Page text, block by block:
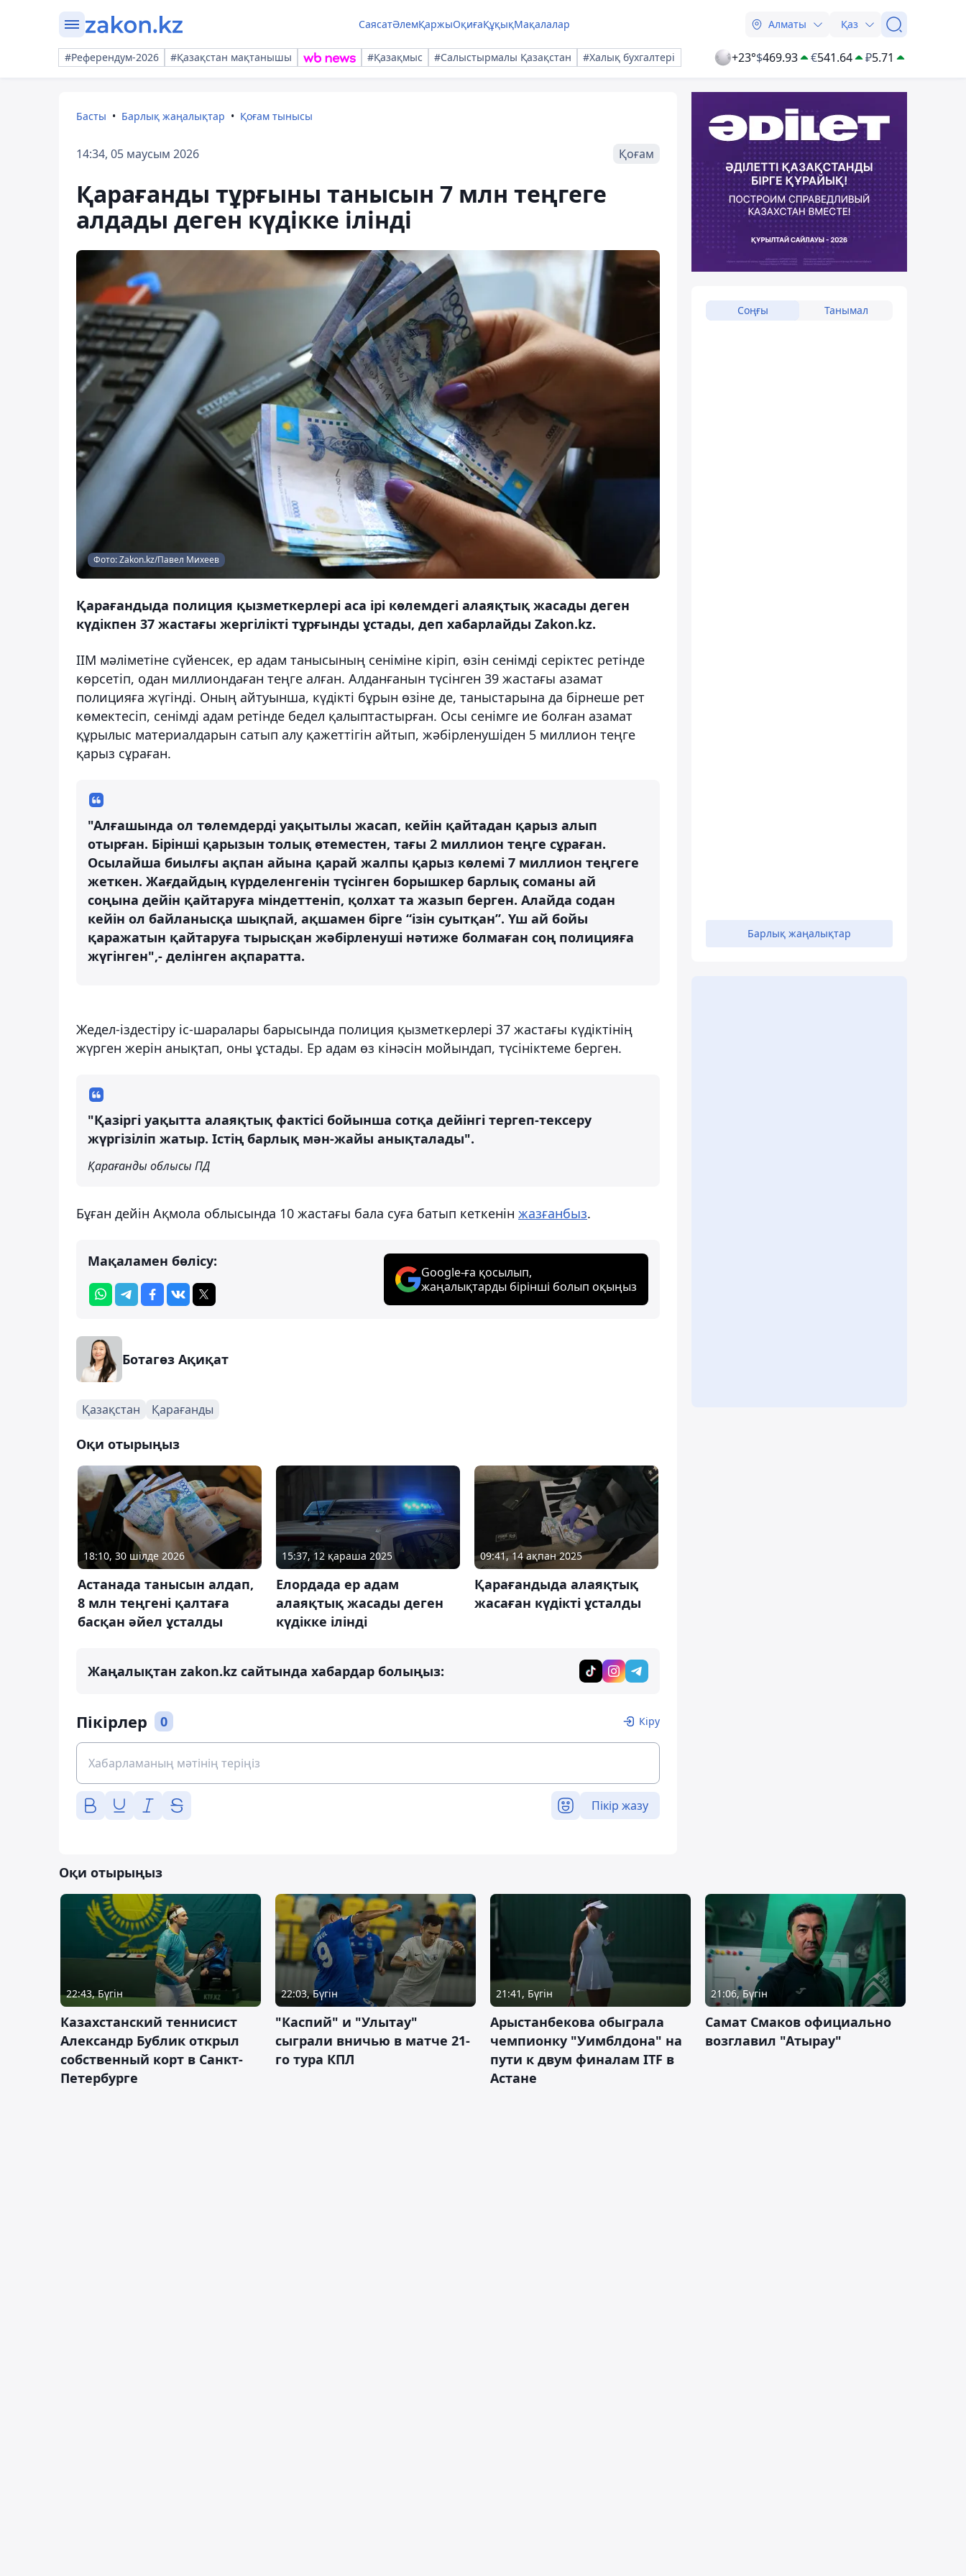
СаясатӘлемҚаржыОқиғаҚұқықМақалалар Алматы Қаз
#Референдум-2026 #Қазақстан мақтанышы #Қазақмыс #Салыстырмалы Қазақстан #Халық бухгалтері +23°$469.93 €541.64 ₽5.71
Басты Барлық жаңалықтар Қоғам тынысы
14:34, 05 маусым 2026 Қоғам
Қарағанды тұрғыны танысын 7 млн теңгеге
алдады деген күдікке ілінді
Фото: Zakon.kz/Павел Михеев
Қарағандыда полиция қызметкерлері аса ірі көлемдегі алаяқтық жасады деген
күдікпен 37 жастағы жергілікті тұрғынды ұстады, деп хабарлайды Zakon.kz.
ІІМ мәліметіне сүйенсек, ер адам танысының сеніміне кіріп, өзін сенімді серіктес ретінде
көрсетіп, одан миллиондаған теңге алған. Алданғанын түсінген 39 жастағы азамат
полицияға жүгінді. Оның айтуынша, күдікті бұрын өзіне де, таныстарына да бірнеше рет
көмектесіп, сенімді адам ретінде бедел қалыптастырған. Осы сенімге ие болған азамат
құрылыс материалдарын сатып алу қажеттігін айтып, жәбірленушіден 5 миллион теңге
қарыз сұраған.
"Алғашында ол төлемдерді уақытылы жасап, кейін қайтадан қарыз алып
отырған. Бірінші қарызын толық өтеместен, тағы 2 миллион теңге сұраған.
Осылайша биылғы ақпан айына қарай жалпы қарыз көлемі 7 миллион теңгеге
жеткен. Жағдайдың күрделенгенін түсінген борышкер барлық соманы ай
соңына дейін қайтаруға міндеттеніп, қолхат та жазып берген. Алайда содан
кейін ол байланысқа шықпай, ақшамен бірге “ізін суытқан”. Үш ай бойы
қаражатын қайтаруға тырысқан жәбірленуші нәтиже болмаған соң полицияға
жүгінген",- делінген ақпаратта.
Жедел-іздестіру іс-шаралары барысында полиция қызметкерлері 37 жастағы күдіктінің
жүрген жерін анықтап, оны ұстады. Ер адам өз кінәсін мойындап, түсініктеме берген.
"Қазіргі уақытта алаяқтық фактісі бойынша сотқа дейінгі тергеп-тексеру
жүргізіліп жатыр. Істің барлық мән-жайы анықталады".
Қарағанды облысы ПД
Бұған дейін Ақмола облысында 10 жастағы бала суға батып кеткенін жазғанбыз.
Мақаламен бөлісу:
Google-ға қосылып,
жаңалықтарды бірінші болып оқыңыз
Ботагөз Ақиқат
Қазақстан Қарағанды
Оқи отырыңыз
18:10, 30 шілде 2026
Астанада танысын алдап,
8 млн теңгені қалтаға
басқан әйел ұсталды
15:37, 12 қараша 2025
Елордада ер адам
алаяқтық жасады деген
күдікке ілінді
09:41, 14 ақпан 2025
Қарағандыда алаяқтық
жасаған күдікті ұсталды
Жаңалықтан zakon.kz сайтында хабардар болыңыз:
Пікірлер 0 Кіру
Пікір жазу
Соңғы Танымал
Барлық жаңалықтар
Оқи отырыңыз
22:43, Бүгін
Казахстанский теннисист
Александр Бублик открыл
собственный корт в Санкт-
Петербурге
22:03, Бүгін
"Каспий" и "Улытау"
сыграли вничью в матче 21-
го тура КПЛ
21:41, Бүгін
Арыстанбекова обыграла
чемпионку "Уимблдона" на
пути к двум финалам ITF в
Астане
21:06, Бүгін
Самат Смаков официально
возглавил "Атырау"